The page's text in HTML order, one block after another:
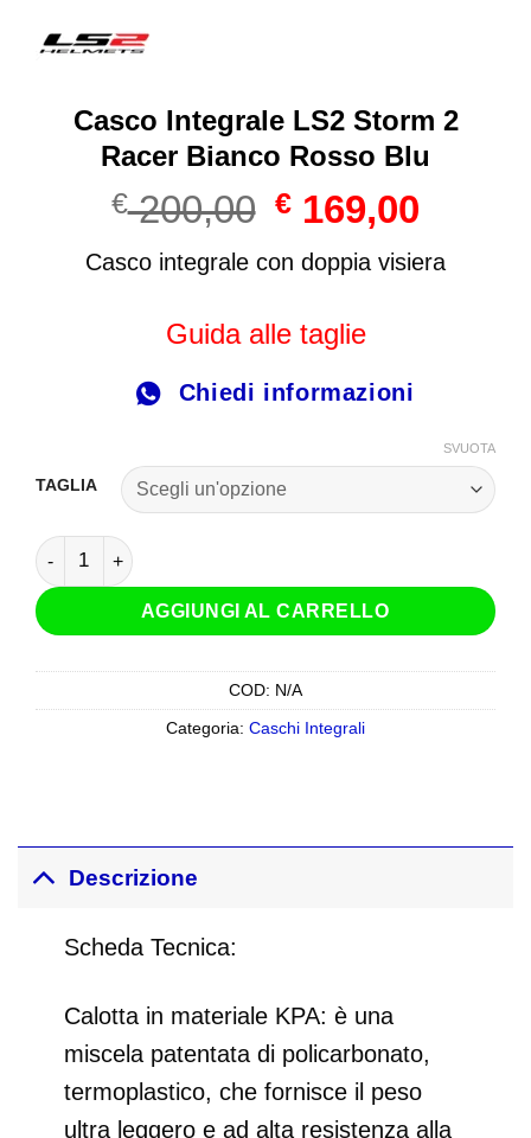
Casco Integrale LS2 Storm 2
Racer Bianco Rosso Blu
€200,00 Il
prezzo
originale
€ 200,00.
€ 169,00
attuale
Casco integrale con doppia visiera
Guida alle taglie
Chiedi informazioni
TAGLIA
SVUOTA
Casco Integrale LS2 Storm 2 Racer Bianco Rosso Blu
AGGIUNGI AL CARRELLO
COD: N/A
Categoria: Caschi Integrali
Descrizione
Scheda Tecnica:
Calotta in materiale KPA: è una
miscela patentata di policarbonato,
termoplastico, che fornisce il peso
ultra leggero e ad alta resistenza alla